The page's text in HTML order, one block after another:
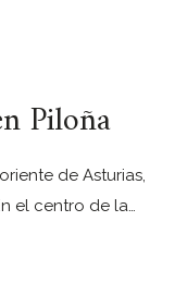
Piloña
de Asturias,
el centro de la…